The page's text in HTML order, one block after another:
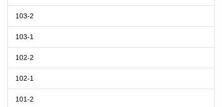
103-2
103-1
102-2
102-1
101-2